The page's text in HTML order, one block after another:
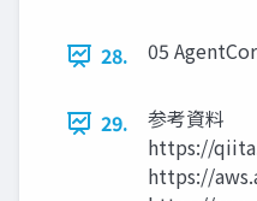
28. 05
29.
参考資料
https://
https://